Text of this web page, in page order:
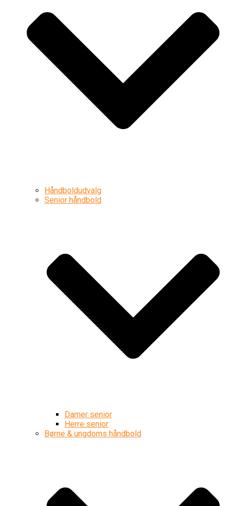
Håndboldudvalg
Senior håndbold
Damer senior
Herre senior
Børne & ungdoms håndbold